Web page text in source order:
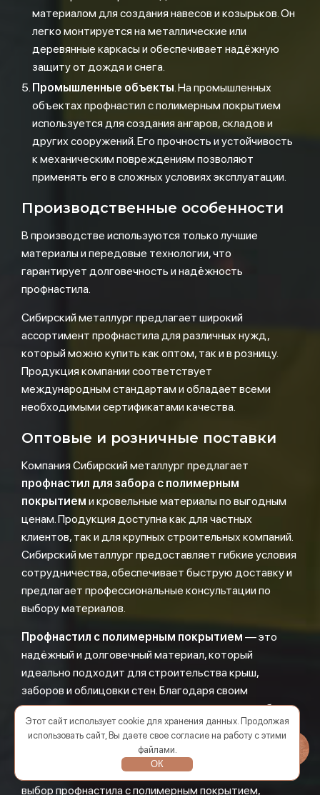
материалом для создания навесов и козырьков. Он
легко монтируется на металлические или
деревянные каркасы и обеспечивает надёжную
защиту от дождя и снега.
Промышленные объекты. На промышленных
объектах профнастил с полимерным покрытием
используется для создания ангаров, складов и
других сооружений. Его прочность и устойчивость
к механическим повреждениям позволяют
применять его в сложных условиях эксплуатации.
Производственные особенности
В производстве используются только лучшие
материалы и передовые технологии, что
гарантирует долговечность и надёжность
профнастила.
Сибирский металлург предлагает широкий
ассортимент профнастила для различных нужд,
который можно купить как оптом, так и в розницу.
Продукция компании соответствует
международным стандартам и обладает всеми
необходимыми сертификатами качества.
Оптовые и розничные поставки
Компания Сибирский металлург предлагает
профнастил для забора с полимерным
покрытием и кровельные материалы по выгодным
ценам. Продукция доступна как для частных
клиентов, так и для крупных строительных компаний.
Сибирский металлург предоставляет гибкие условия
сотрудничества, обеспечивает быструю доставку и
предлагает профессиональные консультации по
выбору материалов.
Профнастил с полимерным покрытием — это
надёжный и долговечный материал, который
идеально подходит для строительства крыш,
заборов и облицовки стен. Благодаря своим
уникальным характеристикам, он сочетает в себе
прочность, устойчивость к коррозии и эстетическую
привлекательность.
Компания Сибирский металлург предлагает широкий
выбор профнастила с полимерным покрытием,
Этот сайт использует cookie для хранения данных. Продолжая
использовать сайт, Вы даете свое согласие на работу с этими
файлами.
ОК